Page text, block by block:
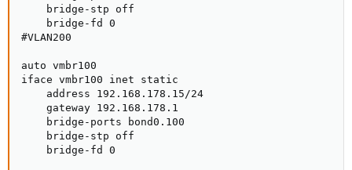
    bridge-stp off
    bridge-fd 0
#VLAN200
auto vmbr100
iface vmbr100 inet static
    address 192.168.178.15/24
    gateway 192.168.178.1
    bridge-ports bond0.100
    bridge-stp off
    bridge-fd 0